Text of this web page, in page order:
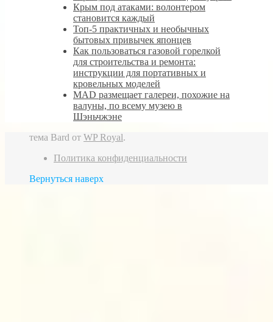
Крым под атаками: волонтером
становится каждый
Топ-5 практичных и необычных
бытовых привычек японцев
Как пользоваться газовой горелкой
для строительства и ремонта:
инструкции для портативных и
кровельных моделей
MAD размещает галереи, похожие на
валуны, по всему музею в
Шэньчжэне
тема Bard от WP Royal.
Политика конфиденциальности
Вернуться наверх